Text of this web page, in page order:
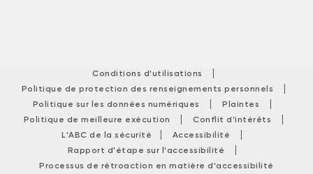
Conditions d'utilisations |
Politique de protection des renseignements personnels |
Politique sur les données numériques | Plaintes |
Politique de meilleure exécution | Conflit d’intérêts |
L'ABC de la sécurité | Accessibilité |
Rapport d'étape sur l'accessibilité |
Processus de rétroaction en matière d'accessibilité